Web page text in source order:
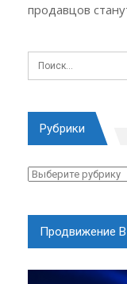
продавцов
Рубрики
Рубрики
Продвижение